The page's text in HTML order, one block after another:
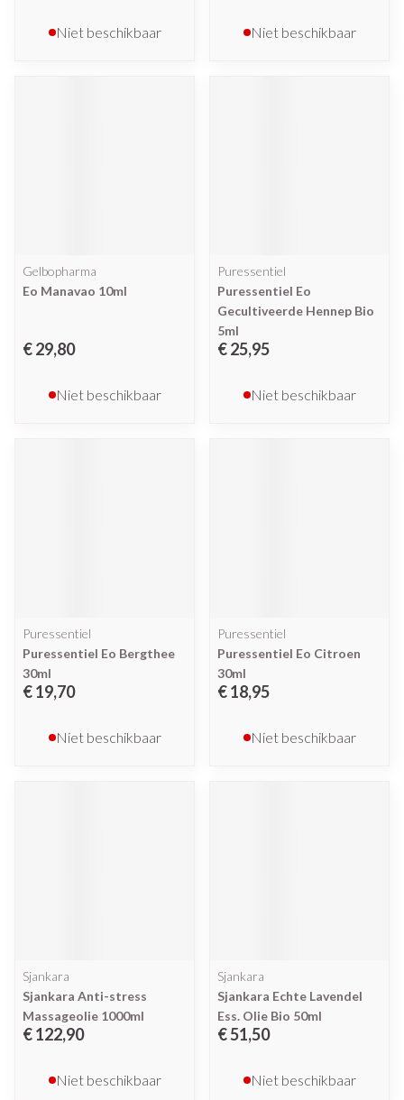
Niet beschikbaar Niet beschikbaar
Gelbopharma
Eo Manavao 10ml
€ 29,80
Niet beschikbaar
Puressentiel
Puressentiel Eo
Gecultiveerde Hennep Bio
5ml
€ 25,95
Niet beschikbaar
Puressentiel
Puressentiel Eo Bergthee
30ml
€ 19,70
Niet beschikbaar
Puressentiel
Puressentiel Eo Citroen
30ml
€ 18,95
Niet beschikbaar
Sjankara
Sjankara Anti-stress
Massageolie 1000ml
€ 122,90
Niet beschikbaar
Sjankara
Sjankara Echte Lavendel
Ess. Olie Bio 50ml
€ 51,50
Niet beschikbaar